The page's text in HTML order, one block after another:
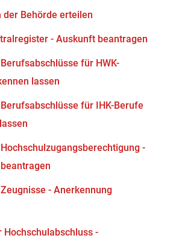
der Behörde erteilen
- Auskunft beantragen
für HWK-
lassen
für IHK-Berufe
-
- Anerkennung
Hochschulabschluss -